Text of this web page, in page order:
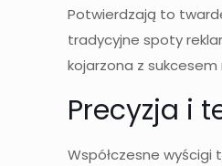
Potwierdzają to
tradycyjne spoty
kojarzona z
Precyzja i
Współczesne